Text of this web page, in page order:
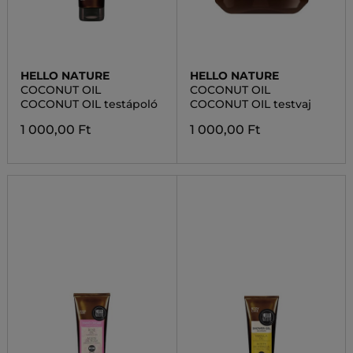
HELLO NATURE
COCONUT OIL
COCONUT OIL testápoló
1 000,00 Ft
HELLO NATURE
COCONUT OIL
COCONUT OIL testvaj
1 000,00 Ft